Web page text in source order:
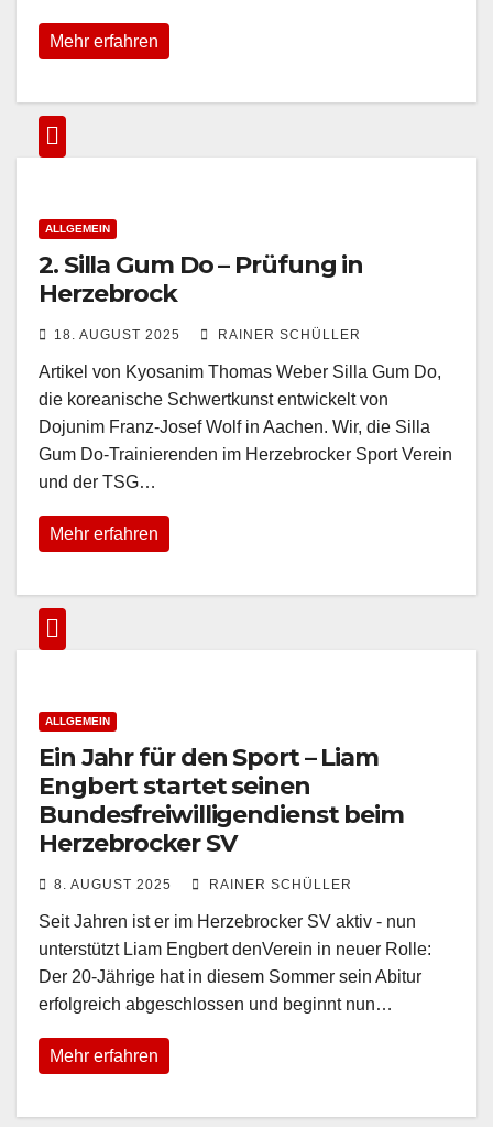
Mehr erfahren
ALLGEMEIN
2. Silla Gum Do – Prüfung in
Herzebrock
18. AUGUST 2025 RAINER SCHÜLLER
Artikel von Kyosanim Thomas Weber Silla Gum Do,
die koreanische Schwertkunst entwickelt von
Dojunim Franz-Josef Wolf in Aachen. Wir, die Silla
Gum Do-Trainierenden im Herzebrocker Sport Verein
und der TSG…
Mehr erfahren
ALLGEMEIN
Ein Jahr für den Sport – Liam
Engbert startet seinen
Bundesfreiwilligendienst beim
Herzebrocker SV
8. AUGUST 2025 RAINER SCHÜLLER
Seit Jahren ist er im Herzebrocker SV aktiv - nun
unterstützt Liam Engbert denVerein in neuer Rolle:
Der 20-Jährige hat in diesem Sommer sein Abitur
erfolgreich abgeschlossen und beginnt nun…
Mehr erfahren